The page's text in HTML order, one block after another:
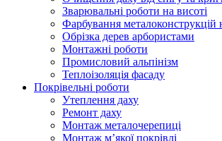
Зварювальні роботи на висоті
Фарбування металоконструкцій
Обрізка дерев арбористами
Монтажні роботи
Промисловий альпінізм
Теплоізоляція фасаду
Покрівельні роботи
Утеплення даху
Ремонт даху
Монтаж металочерепиці
Монтаж м’якої покрівлі